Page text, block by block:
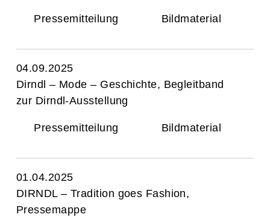
Pressemitteilung Bildmaterial
04.09.2025
Dirndl – Mode – Geschichte, Begleitband
zur Dirndl-Ausstellung
Pressemitteilung Bildmaterial
01.04.2025
DIRNDL – Tradition goes Fashion,
Pressemappe